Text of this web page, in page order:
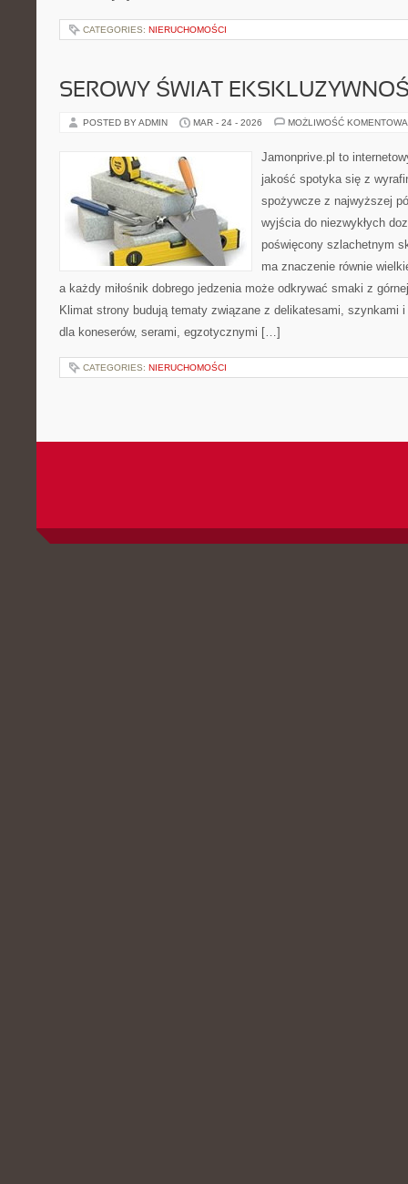
CATEGORIES: NIERUCHOMOŚCI
SEROWY ŚWIAT
POSTED BY ADMIN MAR - 24 - 2026 MOŻLIWOŚĆ
Jamonprive.pl to
jakość spotyka się z
spożywcze z najwyższej
wyjścia do niezwykłych
poświęcony szlachetnym
ma znaczenie równie
a każdy miłośnik dobrego jedzenia może odkrywać smaki z
Klimat strony budują tematy związane z delikatesami, szynkami
dla koneserów, serami, egzotycznymi […]
CATEGORIES: NIERUCHOMOŚCI